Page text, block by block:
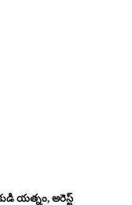
యత్నం, అరెస్ట్